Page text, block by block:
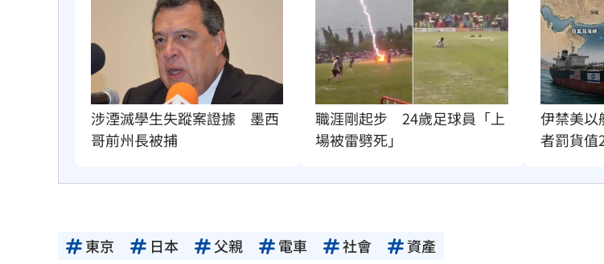
涉湮滅學生失蹤案證據　墨西
哥前州長被捕
職涯剛起步　24歲足球員「上
場被雷劈死」
伊禁美以
者罰貨值
東京 日本 父親 電車 社會 資產